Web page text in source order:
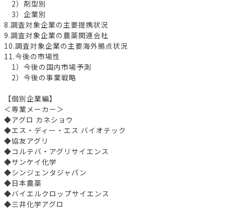
2）剤型別
3）企業別
8.調査対象企業の主要提携状況
9.調査対象企業の農薬関連会社
10.調査対象企業の主要海外拠点状況
11.今後の市場性
1）今後の国内市場予測
2）今後の事業戦略
【個別企業編】
＜専業メーカー＞
◆アグロ カネショウ
◆エス・ディー・エス バイオテック
◆協友アグリ
◆コルテバ・アグリサイエンス
◆サンケイ化学
◆シンジェンタジャパン
◆日本農薬
◆バイエルクロップサイエンス
◆三井化学アグロ